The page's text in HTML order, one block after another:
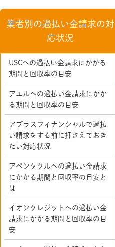
業者別の過払い金請求の対
応状況
USCへの過払い金請求にかかる
期間と回収率の目安
アエルへの過払い金請求にかか
る期間と回収率の目安
アプラスフィナンシャルで過払
い請求をする前に押さえておき
たい対応状況
アペンタクルへの過払い金請求
にかかる期間と回収率の目安と
は
イオンクレジットへの過払い金
請求にかかる期間と回収率の目
安